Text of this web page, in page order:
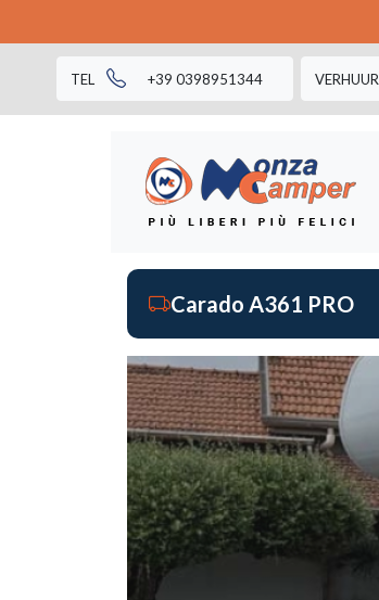
TEL +39 0398951344 VERHUUR
Carado A361 PRO